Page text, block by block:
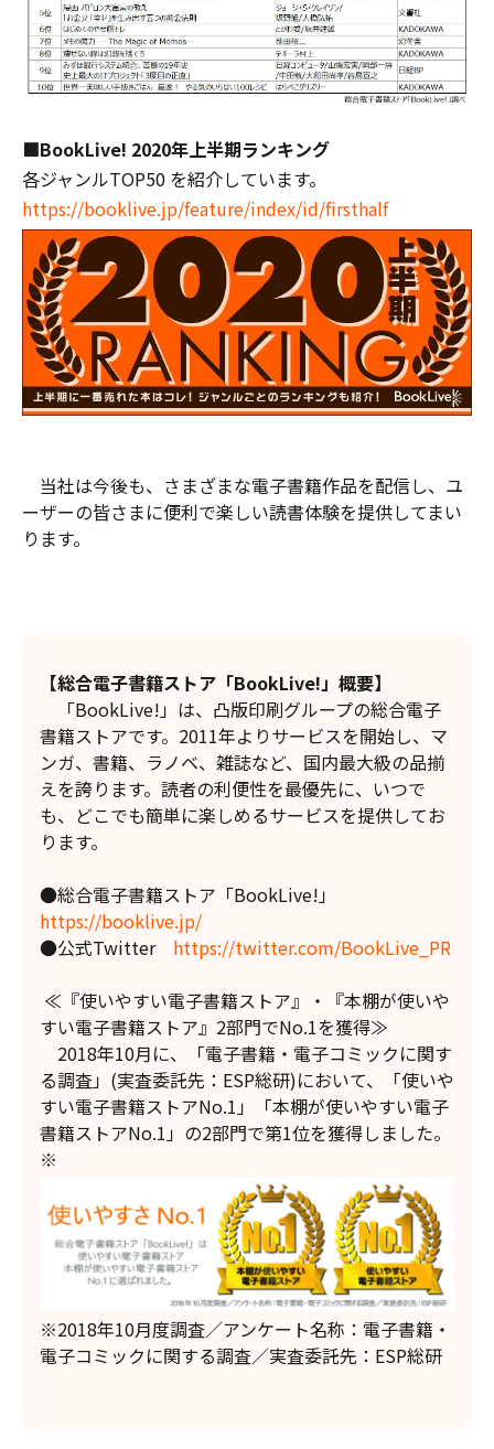
■BookLive! 2020年上半期ランキング
各ジャンルTOP50 を紹介しています。
https://booklive.jp/feature/index/id/firsthalf
当社は今後も、さまざまな電子書籍作品を配信し、ユ
ーザーの皆さまに便利で楽しい読書体験を提供してまい
ります。
【総合電子書籍ストア「BookLive!」概要】
「BookLive!」は、凸版印刷グループの総合電子
書籍ストアです。2011年よりサービスを開始し、マ
ンガ、書籍、ラノベ、雑誌など、国内最大級の品揃
えを誇ります。読者の利便性を最優先に、いつで
も、どこでも簡単に楽しめるサービスを提供してお
ります。
●総合電子書籍ストア「BookLive!」
https://booklive.jp/
●公式Twitter https://twitter.com/BookLive_PR
≪『使いやすい電子書籍ストア』・『本棚が使いや
すい電子書籍ストア』2部門でNo.1を獲得≫
2018年10月に、「電子書籍・電子コミックに関す
る調査」(実査委託先：ESP総研)において、「使いや
すい電子書籍ストアNo.1」「本棚が使いやすい電子
書籍ストアNo.1」の2部門で第1位を獲得しました。
※
※2018年10月度調査／アンケート名称：電子書籍・
電子コミックに関する調査／実査委託先：ESP総研